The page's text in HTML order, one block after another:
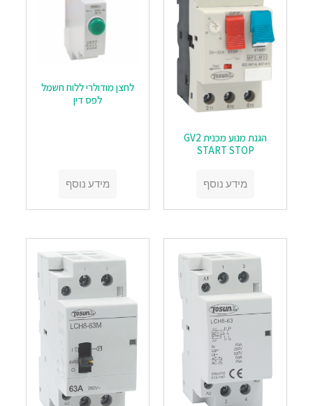
הגנת מנוע מכנית GV2
START STOP
מידע נוסף
לחצן מודולרי ללוח חשמל
לפס דין
מידע נוסף